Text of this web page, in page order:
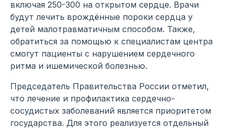
включая 250-300 на открытом сердце. Врачи
будут лечить врождённые пороки сердца у
детей малотравматичным способом. Также,
обратиться за помощью к специалистам центра
смогут пациенты с нарушением сердечного
ритма и ишемической болезнью.
Председатель Правительства России отметил,
что лечение и профилактика сердечно-
сосудистых заболеваний является приоритетом
государства. Для этого реализуется отдельный